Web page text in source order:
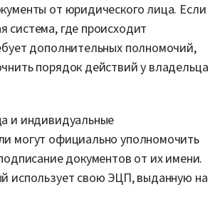
от юридического лица. Если
система, где происходит
дополнительных полномочий,
порядок действий у владельца
и индивидуальные
могут официально уполномочить
документов от их имени.
использует свою ЭЦП, выданную на